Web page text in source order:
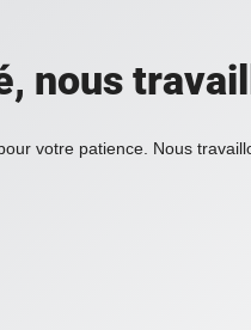
nous
votre patience. Nous